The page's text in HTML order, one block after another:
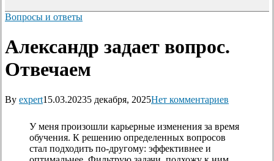
Вопросы и ответы
Александр задает вопрос.
Отвечаем
By expert15.03.20235 декабря, 2025Нет комментариев
У меня произошли карьерные изменения за время
обучения. К решению определенных вопросов
стал подходить по-другому: эффективнее и